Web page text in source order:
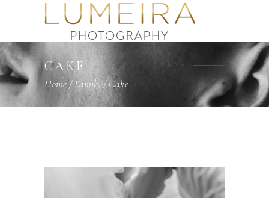
MENU
CAKE
Home/Family/Cake